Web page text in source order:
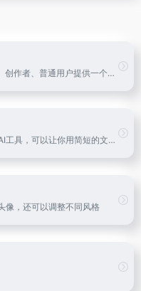
爱作画（AIZH）致力于为艺术家、创作者、普通用户提供一个开放的AI艺术创作平台，利用AI技术，为艺术创作提供更多可能。
Midjourney 是一个文本到图像的AI工具，可以让你用简短的文字描述来创造新的世界、奇幻的角色和独特的图像。它是一个独立的研究实验室，探索新的媒介和扩展人类的想象力。你可以通过Discord或者网站 https://www.midjourney.com/ 来使用这个工具，并且可以看到其他用户的创意作品。
像，还可以调整不同风格